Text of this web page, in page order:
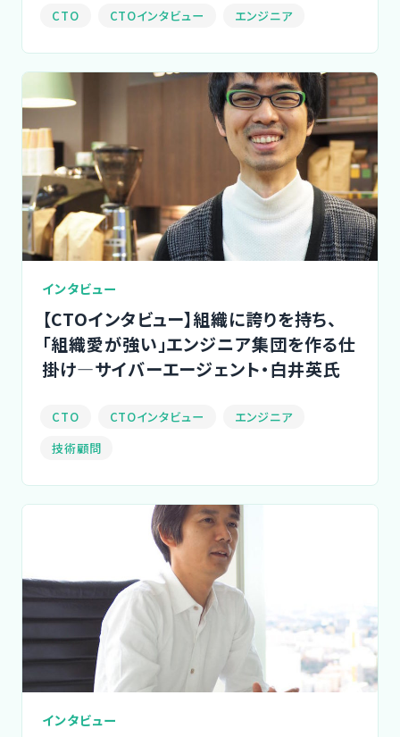
CTOイベント
CTO Event
CTOインタビュー
CTO Interview
開発手法と体制
利用企業事例
Examples of companies
デザイナー
Designer
CTO CTOインタビュー エンジニア
インタビュー
【CTOインタビュー】組織に誇りを持ち、
「組織愛が強い」エンジニア集団を作る仕
掛け―サイバーエージェント・白井英氏
CTO CTOインタビュー
エンジニア
技術顧問
インタビュー